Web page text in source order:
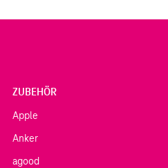
ZUBEHÖR
Apple
Anker
agood